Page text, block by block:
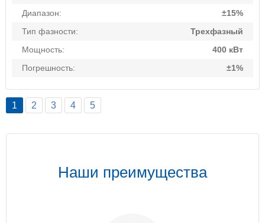
Диапазон:
±15%
Тип фазности:
Трехфазный
Мощность:
400 кВт
Погрешность:
±1%
1 2 3 4 5
Наши преимущества